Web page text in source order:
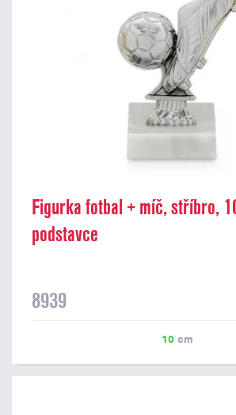
Figurka fotbal + míč, stříbro,
podstavce
8939
10 cm